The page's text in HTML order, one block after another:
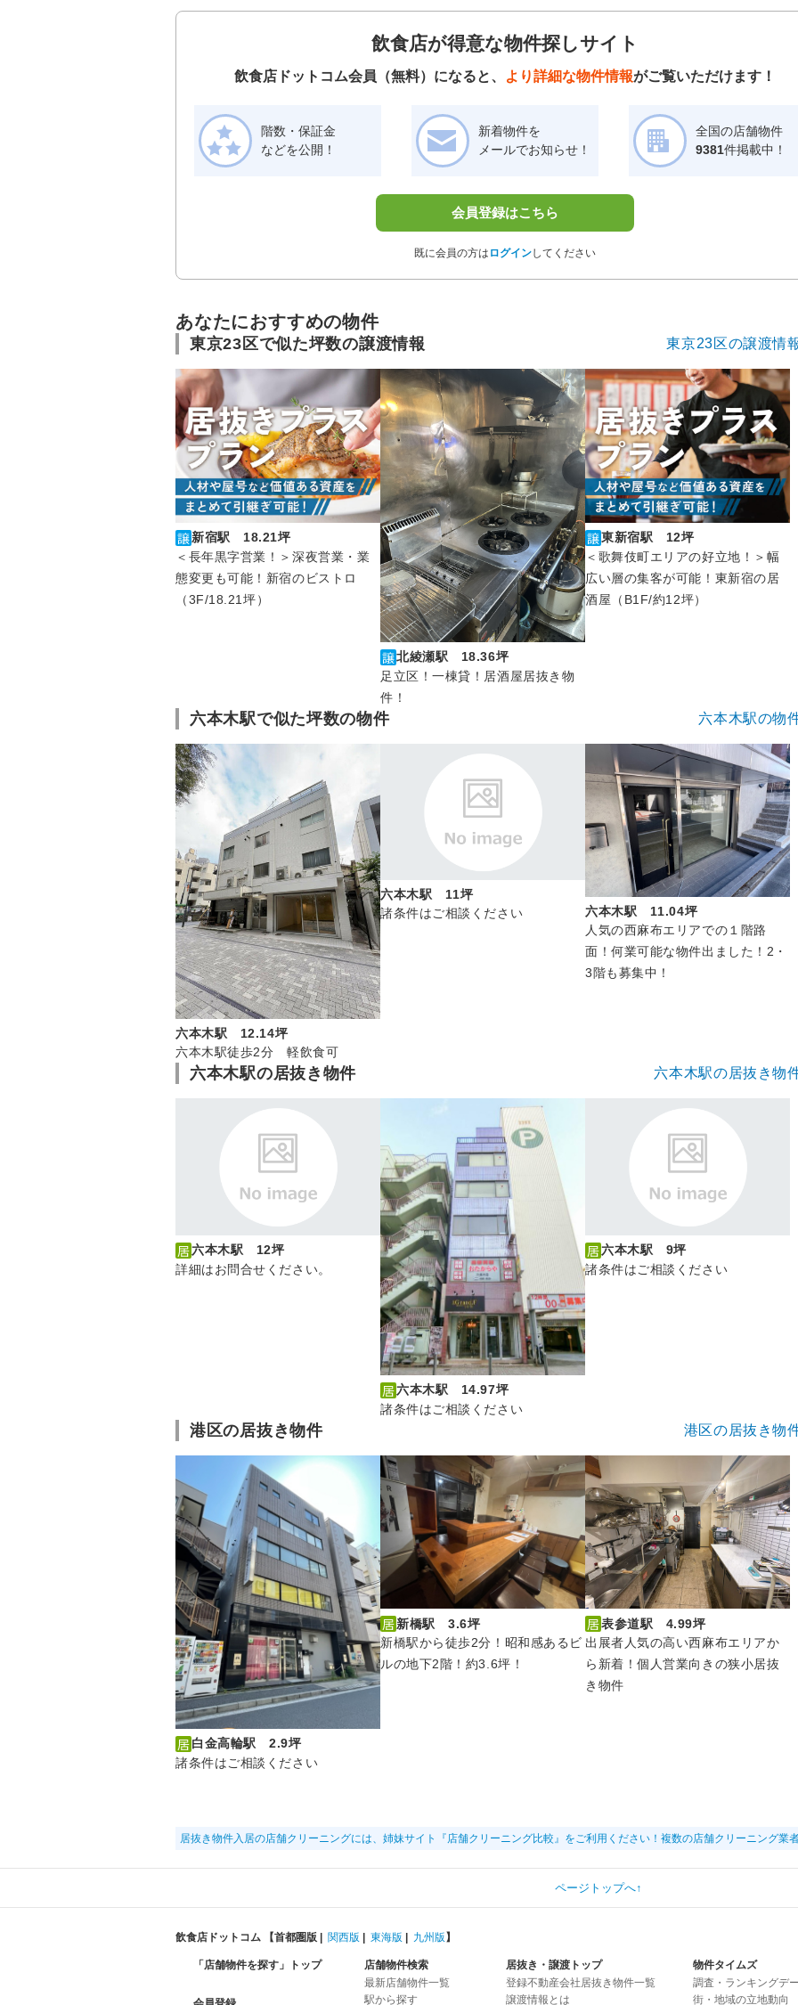
飲食店が得意な物件探しサイト
飲食店ドットコム会員（無料）になると、 より詳細な物件情報がご覧いただけます！
階数・保証金
などを公開！
新着物件を
メールでお知らせ！
全国の店舗物件
9381件掲載中！
会員登録はこちら
既に会員の方は ログインしてください
あなたにおすすめの物件
東京23区で似た坪数の譲渡情報 東京23区の譲渡情
新宿駅 18.21坪
＜長年黒字営業！＞深夜営業・業
態変更も可能！新宿のビストロ
（3F/18.21坪）
北綾瀬駅 18.36坪
足立区！一棟貸！居酒屋居抜き物
件！
東新宿駅 12坪
＜歌舞伎町エリアの好立地！＞幅
広い層の集客が可能！東新宿の居
酒屋（B1F/約12坪）
六本木駅で似た坪数の物件 六本木駅の物
六本木駅 12.14坪
六本木駅徒歩2分 軽飲食可
六本木駅 11坪
諸条件はご相談ください
六本木駅 11.04坪
人気の西麻布エリアでの１階路
面！何業可能な物件出ました！2・
3階も募集中！
六本木駅の居抜き物件 六本木駅の居抜き物
六本木駅 12坪
詳細はお問合せください。
六本木駅 14.97坪
諸条件はご相談ください
六本木駅 9坪
諸条件はご相談ください
港区の居抜き物件 港区の居抜き物
白金高輪駅 2.9坪
諸条件はご相談ください
新橋駅 3.6坪
新橋駅から徒歩2分！昭和感あるビ
ルの地下2階！約3.6坪！
表参道駅 4.99坪
出展者人気の高い西麻布エリアか
ら新着！個人営業向きの狭小居抜
き物件
居抜き物件入居の店舗クリーニングには、姉妹サイト『店舗クリーニング比較』をご利用ください！複数の店舗クリーニング業
ページトップへ↑
飲食店ドットコム 【首都圏版 | 関西版 | 東海版 | 九州版】
「店舗物件を探す」トップ
店舗物件検索
最新店舗物件一覧
駅から探す
居抜き・譲渡トップ
登録不動産会社居抜き物件一覧
譲渡情報とは
物件タイムズ
調査・ランキングデ
街・地域の立地動向